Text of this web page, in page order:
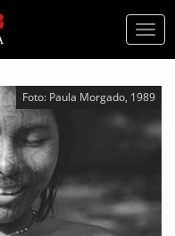
Foto: Paula Morgado, 1989